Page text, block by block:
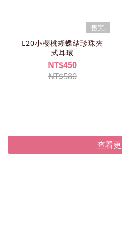
售完
L20小櫻桃蝴蝶結珍珠夾
式耳環
NT$450
NT$580
查看